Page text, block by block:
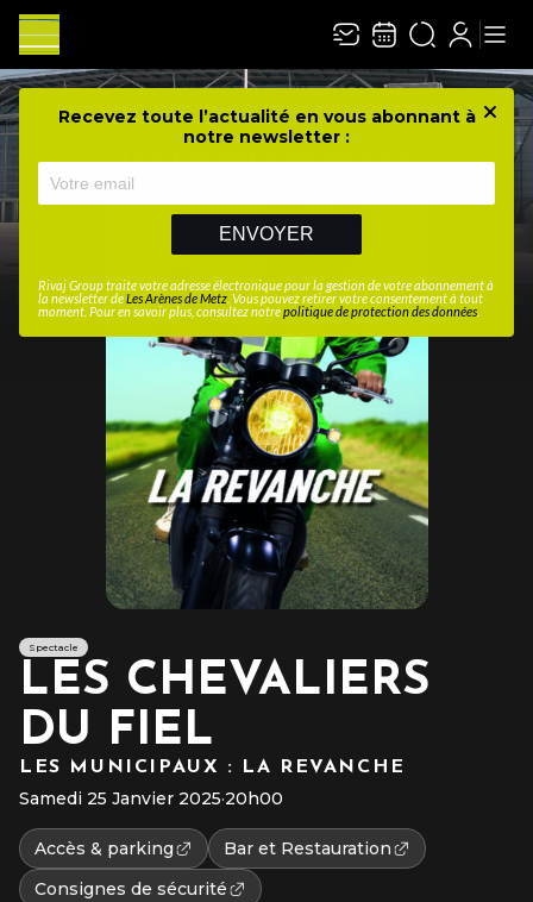
Recevez toute l’actualité en vous abonnant à
notre newsletter :
ENVOYER
Rivaj Group traite votre adresse électronique pour la gestion de votre abonnement à
la newsletter deLes Arènes de Metz . Vous pouvez retirer votre consentement à tout
moment. Pour en savoir plus, consultez notrepolitique de protection des données
Spectacle
LES CHEVALIERS
DU FIEL
LES MUNICIPAUX : LA REVANCHE
Samedi 25 Janvier 2025·20h00
Accès & parking
Bar et Restauration
Consignes de sécurité